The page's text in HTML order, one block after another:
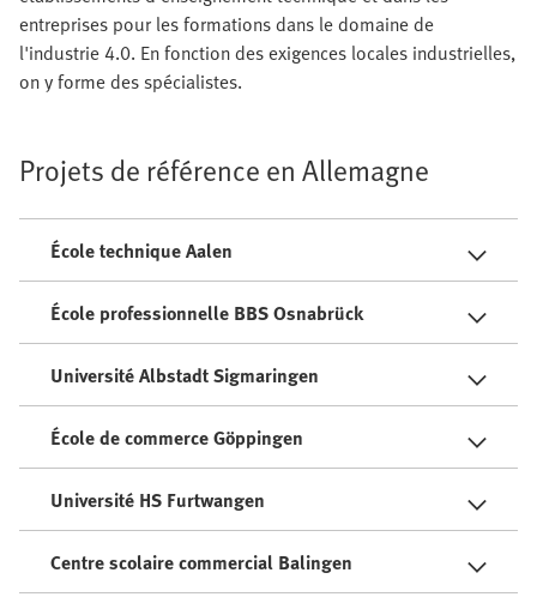
entreprises pour les formations dans le domaine de
l'industrie 4.0. En fonction des exigences locales industrielles,
on y forme des spécialistes.
Projets de référence en Allemagne
École technique Aalen
École professionnelle BBS Osnabrück
Université Albstadt Sigmaringen
École de commerce Göppingen
Université HS Furtwangen
Centre scolaire commercial Balingen